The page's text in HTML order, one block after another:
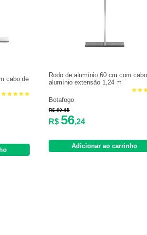
cabo de
Rodo de alumínio 60 cm com
alumínio extensão 1,24 m
Botafogo
R$ 69,65
R$ 56,24
Adicionar ao carrinho